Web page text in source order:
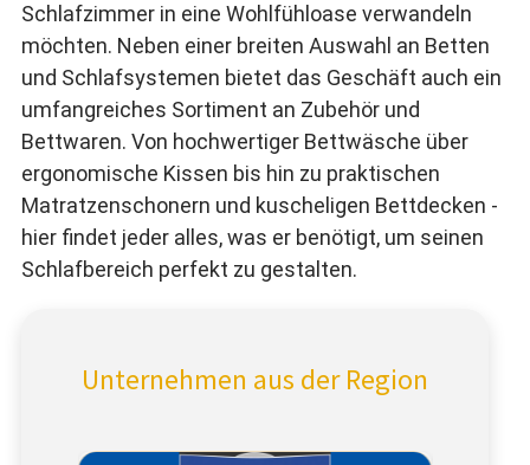
Schlafzimmer in eine Wohlfühloase verwandeln
möchten. Neben einer breiten Auswahl an Betten
und Schlafsystemen bietet das Geschäft auch ein
umfangreiches Sortiment an Zubehör und
Bettwaren. Von hochwertiger Bettwäsche über
ergonomische Kissen bis hin zu praktischen
Matratzenschonern und kuscheligen Bettdecken -
hier findet jeder alles, was er benötigt, um seinen
Schlafbereich perfekt zu gestalten.
Unternehmen aus der Region